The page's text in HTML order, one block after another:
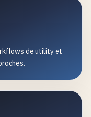
de utility et